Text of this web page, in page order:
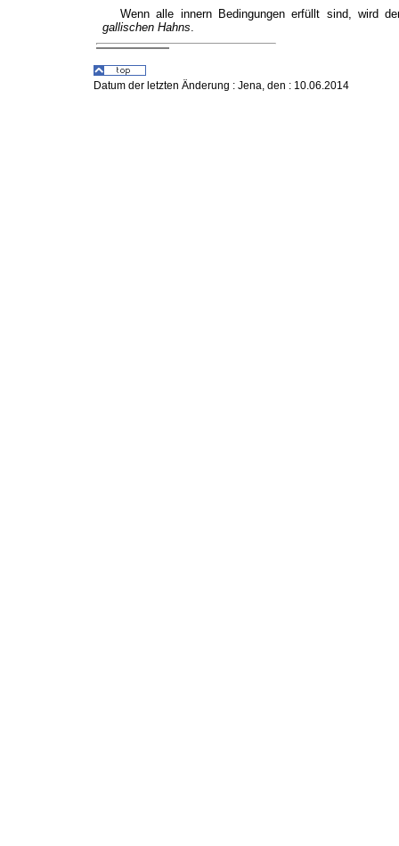
Wenn alle innern Bedingungen erfüllt sind, wird
gallischen Hahns.
Datum der letzten Änderung : Jena, den : 10.06.2014